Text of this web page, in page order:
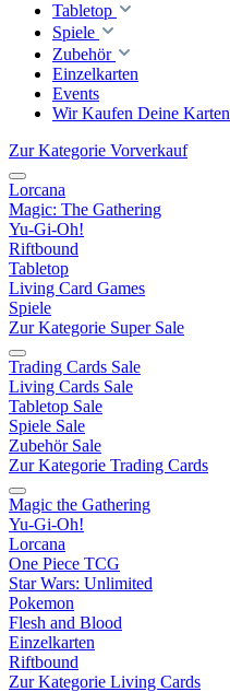
Tabletop
Spiele
Zubehör
Einzelkarten
Events
Wir Kaufen Deine Karten
Zur Kategorie Vorverkauf
Lorcana
Magic: The Gathering
Yu-Gi-Oh!
Riftbound
Tabletop
Living Card Games
Spiele
Zur Kategorie Super Sale
Trading Cards Sale
Living Cards Sale
Tabletop Sale
Spiele Sale
Zubehör Sale
Zur Kategorie Trading Cards
Magic the Gathering
Yu-Gi-Oh!
Lorcana
One Piece TCG
Star Wars: Unlimited
Pokemon
Flesh and Blood
Einzelkarten
Riftbound
Zur Kategorie Living Cards